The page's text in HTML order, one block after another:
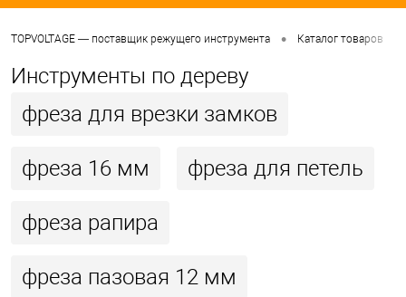
TOPVOLTAGE — поставщик режущего инструмента • Каталог товаров
Инструменты по дереву
фреза для врезки замков
фреза 16 мм фреза для петель
фреза рапира
фреза пазовая 12 мм